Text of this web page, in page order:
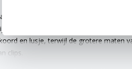
die je kiest, worden de
De vlaggen van 40x60 cm,
en lusje, terwijl de grotere maten
clips.